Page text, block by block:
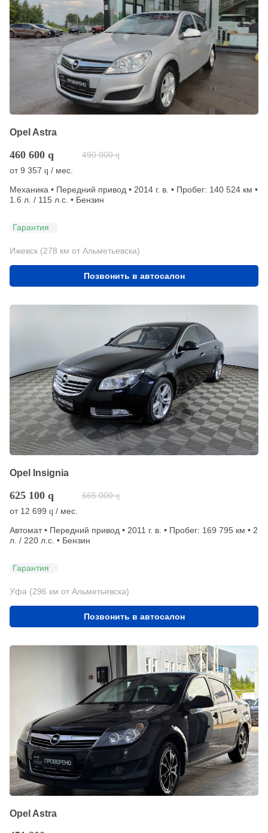
Opel Astra
460 600 q 490 000 q
от9 357 q / мес.
Механика • Передний привод • 2014 г. в. • Пробег: 140 524 км •
1.6 л. / 115 л.с. • Бензин
Гарантия
Ижевск (278 км от Альметьевска)
Позвонить в автосалон
Opel Insignia
625 100 q 665 000 q
от 12 699 q / мес.
Автомат • Передний привод • 2011 г. в. • Пробег: 169 795 км • 2
л. / 220 л.с. • Бензин
Гарантия
Уфа (296 км от Альметьевска)
Позвонить в автосалон
Opel Astra